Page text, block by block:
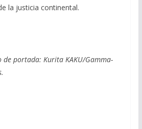
la justicia continental.
de portada: Kurita KAKU/Gamma-